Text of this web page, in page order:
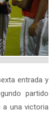
entrada y
partido
a una victoria